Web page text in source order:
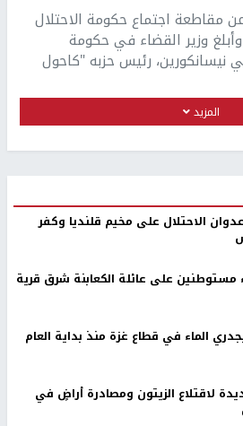
عن مقاطعة اجتماع حكومة الاحتلال
وأبلغ وزير القضاء في حكومة
نيسانكورين، رئيس حزبه "كاحول
المزيد
عدوان الاحتلال على مخيم قلنديا وكفر
مستوطنين على عائلة الكعابنة شرق قرية
لاقتلاع الزيتون ومصادرة أراضٍ في